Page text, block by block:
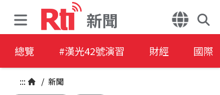
新聞
總覽 #漢光42號演習 財經 國際
::: / 新聞